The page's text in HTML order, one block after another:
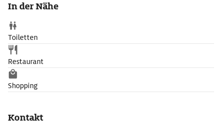
übernachten. Andere Rundlingsdörfer sind völlig untouristisch
geblieben. Das auch Rundlingsmuseum genannte
Freilichtmuseum Wendlandhof in Lübeln informiert über
Geschichte und Eigenarten dieser Siedlungsform.
In der Nähe
Toiletten
Restaurant
Shopping
Kontakt